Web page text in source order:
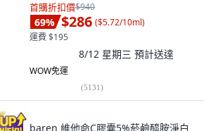
首購折扣價$940
69% $286 ($5.72/10ml)
運費 $195
8/12 星期三 預計送達
WOW免運
(5131)
baren 維他命C膠囊5%菸鹼醯胺淨白